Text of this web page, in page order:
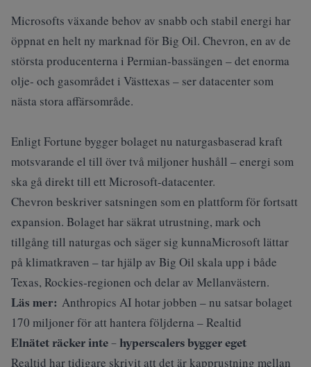
Microsofts växande behov av snabb och stabil energi har
öppnat en helt ny marknad för Big Oil. Chevron, en av de
största producenterna i Permian‑bassängen – det enorma
olje‑ och gasområdet i Västtexas – ser datacenter som
nästa stora affärsområde.
Enligt Fortune bygger bolaget nu naturgasbaserad kraft
motsvarande el till över två miljoner hushåll – energi som
ska gå direkt till ett Microsoft-datacenter.
Chevron beskriver satsningen som en plattform för fortsatt
expansion. Bolaget har säkrat utrustning, mark och
tillgång till naturgas och säger sig kunnaMicrosoft lättar
på klimatkraven – tar hjälp av Big Oil skala upp i både
Texas, Rockies‑regionen och delar av Mellanvästern.
Läs mer: Anthropics AI hotar jobben – nu satsar bolaget
170 miljoner för att hantera följderna – Realtid
Elnätet räcker inte – hyperscalers bygger eget
Realtid har tidigare skrivit att det är kapprustning mellan